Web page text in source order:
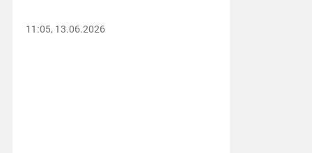
11:05, 13.06.2026